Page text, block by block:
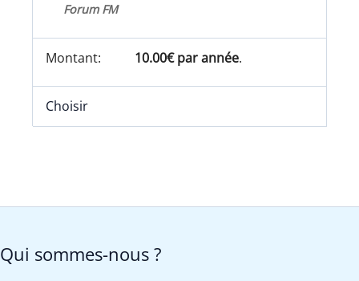
Forum FM
10.00€ par année.
Choisir
Qui sommes-nous ?